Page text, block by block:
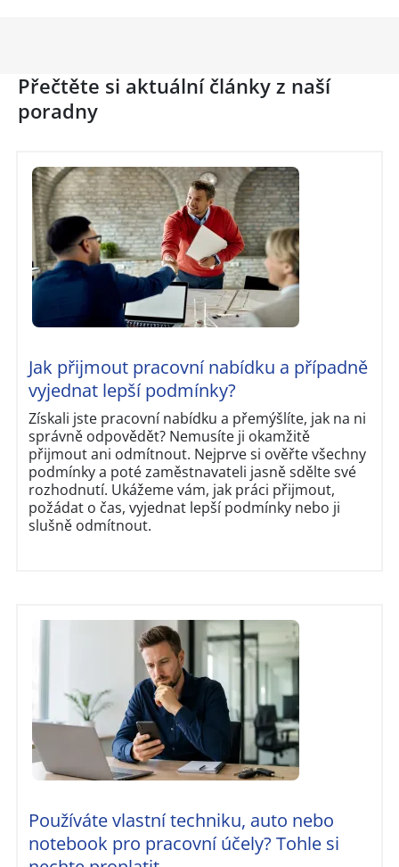
Přečtěte si aktuální články z naší
poradny
Jak přijmout pracovní nabídku a případně
vyjednat lepší podmínky?
Získali jste pracovní nabídku a přemýšlíte, jak na ni
správně odpovědět? Nemusíte ji okamžitě
přijmout ani odmítnout. Nejprve si ověřte všechny
podmínky a poté zaměstnavateli jasně sdělte své
rozhodnutí. Ukážeme vám, jak práci přijmout,
požádat o čas, vyjednat lepší podmínky nebo ji
slušně odmítnout.
Používáte vlastní techniku, auto nebo
notebook pro pracovní účely? Tohle si